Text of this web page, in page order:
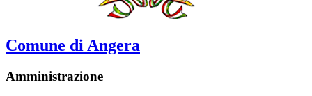
Comune di Angera
Amministrazione